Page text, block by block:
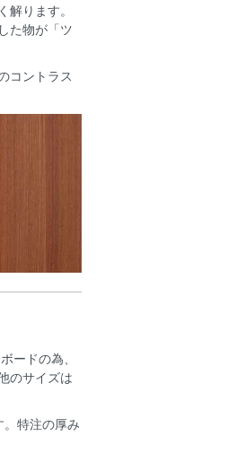
ります。
た物が「ツ
コントラス
ードの為、
のサイズは
特注の厚み